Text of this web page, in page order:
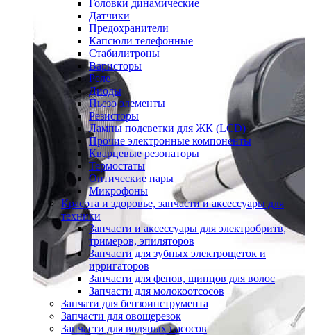
Головки динамические
Датчики
Предохранители
Капсюли телефонные
Стабилитроны
Варисторы
Реле
Диоды
Пьезо элементы
Резисторы
Лампы подсветки для ЖК (LCD)
Прочие электронные компоненты
Кварцевые резонаторы
Термостаты
Оптические пары
Микрофоны
Красота и здоровье, запчасти и аксессуары для
техники
Запчасти и аксессуары для электробритв,
тримеров, эпиляторов
Запчасти для зубных электрощеток и
ирригаторов
Запчасти для фенов, щипцов для волос
Запчасти для молокоотсосов
Запчати для бензоинструмента
Запчасти для овощерезок
Запчасти для водяных насосов